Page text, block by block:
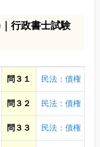
行政書士試験
問３１ 民法：債権
問３２ 民法：債権
問３３ 民法：債権